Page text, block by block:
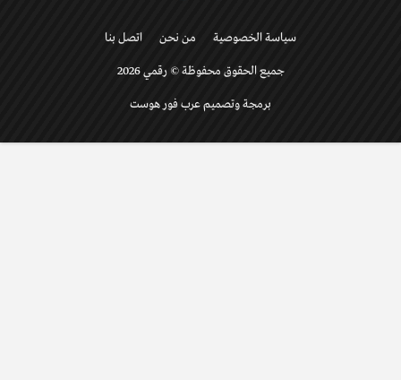
سياسة الخصوصية من نحن اتصل بنا
جميع الحقوق محفوظة © رقمي 2026
برمجة وتصميم عرب فور هوست